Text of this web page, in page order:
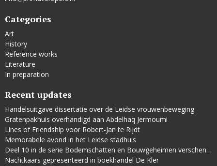
Categories
Art
History
Reference works
Literature
In preparation
Recent updates
Handelsuitgave dissertatie over de Leidse vrouwenbeweging
Gratenpakhuis overhandigd aan Abdelhaq Jermoumi
Lines of Friendship voor Robert-Jan te Rijdt
Memorabele avond in het Leidse stadhuis
Deel 10 in de serie Bodemschatten en Bouwgeheimen verschenen
Nachtkaars gepresenteerd in boekhandel De Kler